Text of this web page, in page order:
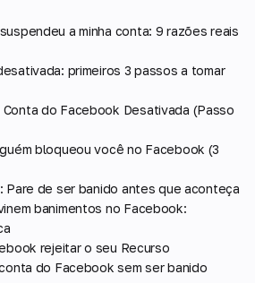
a minha conta: 9 razões reais
primeiros 3 passos a tomar
Conta do Facebook Desativada (Passo
bloqueou você no Facebook (3
Pare de ser banido antes que aconteça
banimentos no Facebook:
rejeitar o seu Recurso
do Facebook sem ser banido